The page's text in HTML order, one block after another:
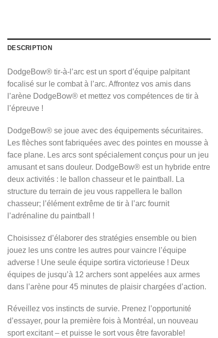
DESCRIPTION
DodgeBow® tir-à-l’arc est un sport d’équipe palpitant
focalisé sur le combat à l’arc. Affrontez vos amis dans
l’arène DodgeBow® et mettez vos compétences de tir à
l’épreuve !
DodgeBow® se joue avec des équipements sécuritaires.
Les flèches sont fabriquées avec des pointes en mousse à
face plane. Les arcs sont spécialement conçus pour un jeu
amusant et sans douleur. DodgeBow® est un hybride entre
deux activités : le ballon chasseur et le paintball. La
structure du terrain de jeu vous rappellera le ballon
chasseur; l’élément extrême de tir à l’arc fournit
l’adrénaline du paintball !
Choisissez d’élaborer des stratégies ensemble ou bien
jouez les uns contre les autres pour vaincre l’équipe
adverse ! Une seule équipe sortira victorieuse ! Deux
équipes de jusqu’à 12 archers sont appelées aux armes
dans l’arène pour 45 minutes de plaisir chargées d’action.
Réveillez vos instincts de survie. Prenez l’opportunité
d’essayer, pour la première fois à Montréal, un nouveau
sport excitant – et puisse le sort vous être favorable!